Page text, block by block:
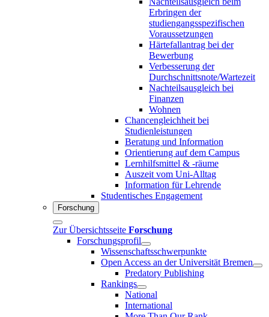
Erbringen der
studiengangsspezifischen
Voraussetzungen
Härtefallantrag bei der
Bewerbung
Verbesserung der
Durchschnittsnote/Wartezeit
Nachteilsausgleich bei
Finanzen
Wohnen
Chancengleichheit bei
Studienleistungen
Beratung und Information
Orientierung auf dem Campus
Lernhilfsmittel & -räume
Auszeit vom Uni-Alltag
Information für Lehrende
Studentisches Engagement
Forschung
Zur Übersichtsseite Forschung
Forschungsprofil
Wissenschaftsschwerpunkte
Open Access an der Universität Bremen
Predatory Publishing
Rankings
National
International